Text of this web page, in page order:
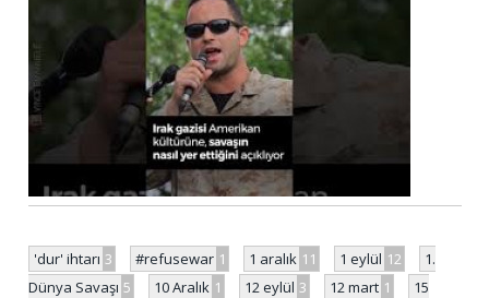
'dur' ihtarı 3 #refusewar 1 1 aralık 11 1 eylül 12
1.
Dünya Savaşı 5 10 Aralık 1 12 eylül 3 12 mart 1
15